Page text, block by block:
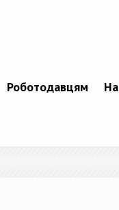
Роботодавцям